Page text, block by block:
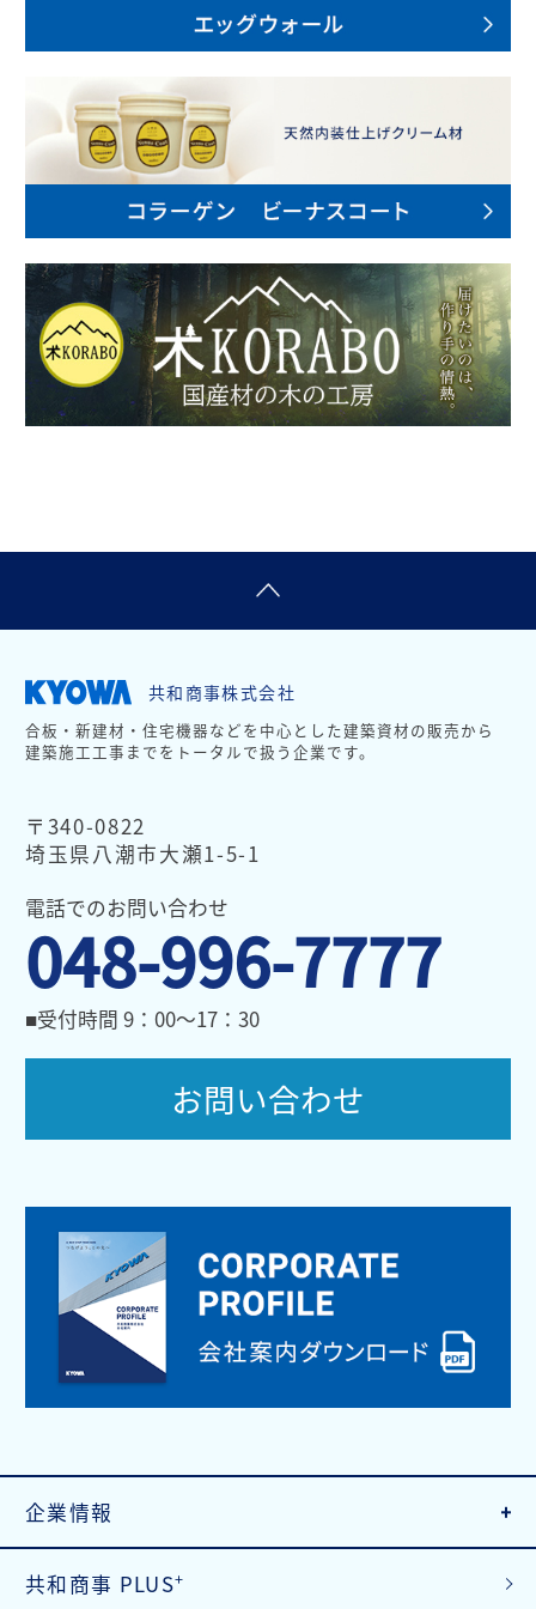
共和商事株式会社
合板・新建材・住宅機器などを中心とした建築資材の販売から
建築施工工事までをトータルで扱う企業です。
〒340-0822
埼玉県八潮市大瀬1-5-1
電話でのお問い合わせ
048-996-7777
■受付時間 9：00～17：30
お問い合わせ
企業情報
共和商事 PLUS+